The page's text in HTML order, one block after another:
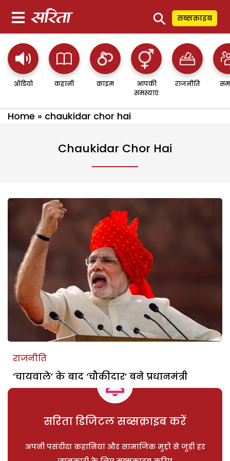
⚲ सब्सक्राइब
ऑडियो कहानी क्राइम
आपकी
समस्याएं
राजनीति
Home » chaukidar chor hai
Chaukidar Chor Hai
राजनीति
‘चायवाले’ के बाद ‘चौकीदार’ बने प्रधानमंत्री
सरिता डिजिटल सब्सक्राइब करें
अपनी पसंदीदा कहानियां और सामाजिक मुद्दों से जुड़ी हर